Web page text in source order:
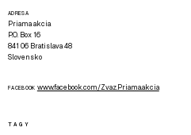
ADRESA
Priama akcia
P.O. Box 16
841 06 Bratislava 48
Slovensko
FACEBOOK www.facebook.com/Zvaz.Priama.akcia
TAGY